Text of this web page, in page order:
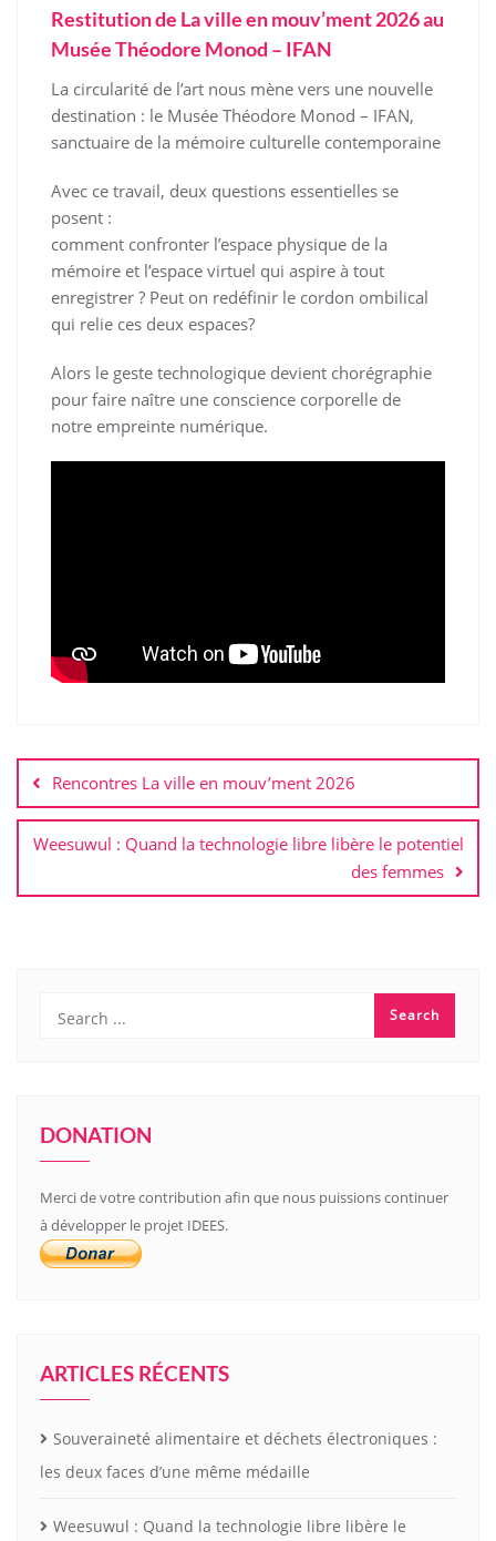
Restitution de La ville en mouv’ment 2026 au
Musée Théodore Monod – IFAN
La circularité de l’art nous mène vers une nouvelle
destination : le Musée Théodore Monod – IFAN,
sanctuaire de la mémoire culturelle contemporaine
Avec ce travail, deux questions essentielles se
posent :
comment confronter l’espace physique de la
mémoire et l’espace virtuel qui aspire à tout
enregistrer ? Peut on redéfinir le cordon ombilical
qui relie ces deux espaces?
Alors le geste technologique devient chorégraphie
pour faire naître une conscience corporelle de
notre empreinte numérique.
de
l’article
Rencontres La ville en mouv’ment 2026
Weesuwul : Quand la technologie libre libère le potentiel
des femmes
DONATION
Merci de votre contribution afin que nous puissions continuer
à développer le projet IDEES.
ARTICLES RÉCENTS
Souveraineté alimentaire et déchets électroniques :
les deux faces d’une même médaille
Weesuwul : Quand la technologie libre libère le